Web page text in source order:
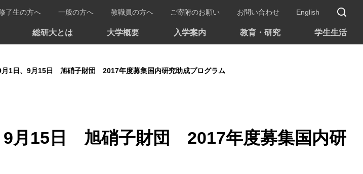
総研大とは 大学概要 入学案内 教育・研究 学生生活
了生の方へ 一般の方へ 教職員の方へ ご寄附のお願い お問い合わせ English
9月1日、9月15日 旭硝子財団 2017年度募集国内研究助成プログラム
9月15日 旭硝子財団 2017年度募集国内研